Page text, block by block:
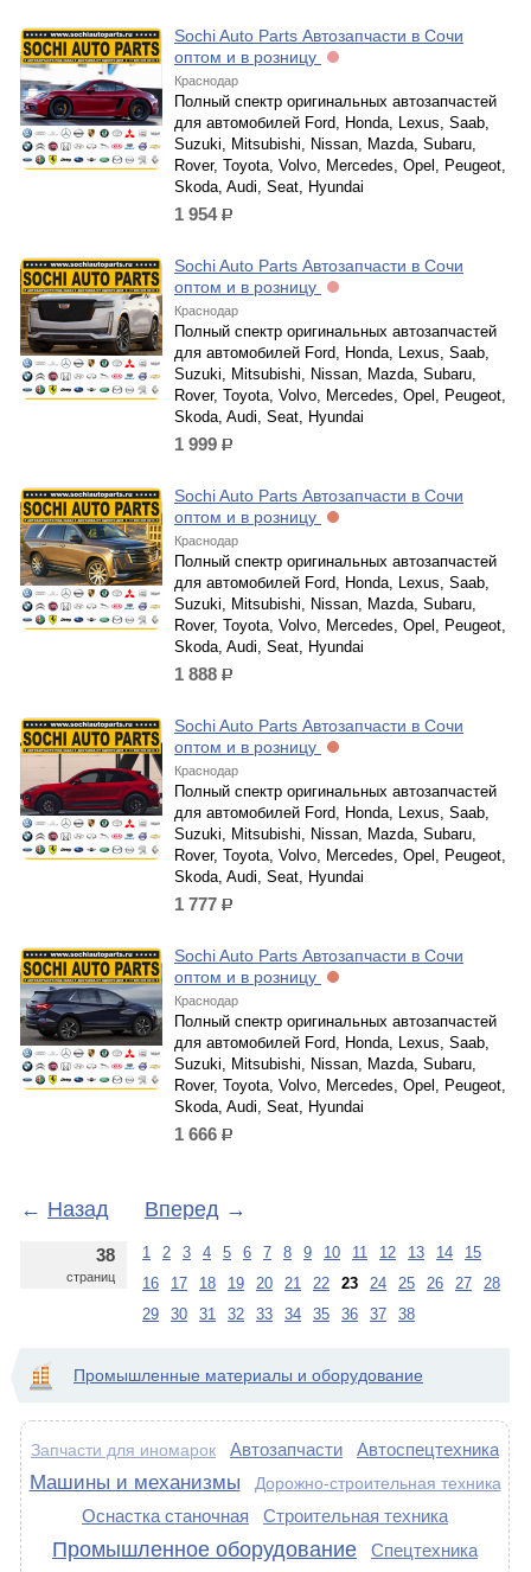
Sochi Auto Parts Автозапчасти в Сочи
оптом и в розницу
Краснодар
Полный спектр оригинальных автозапчастей
для автомобилей Ford, Honda, Lexus, Saab,
Suzuki, Mitsubishi, Nissan, Mazda, Subaru,
Rover, Toyota, Volvo, Mercedes, Opel, Peugeot,
Skoda, Audi, Seat, Hyundai
1 954р.
Sochi Auto Parts Автозапчасти в Сочи
оптом и в розницу
Краснодар
Полный спектр оригинальных автозапчастей
для автомобилей Ford, Honda, Lexus, Saab,
Suzuki, Mitsubishi, Nissan, Mazda, Subaru,
Rover, Toyota, Volvo, Mercedes, Opel, Peugeot,
Skoda, Audi, Seat, Hyundai
1 999 р.
Sochi Auto Parts Автозапчасти в Сочи
оптом и в розницу
Краснодар
Полный спектр оригинальных автозапчастей
для автомобилей Ford, Honda, Lexus, Saab,
Suzuki, Mitsubishi, Nissan, Mazda, Subaru,
Rover, Toyota, Volvo, Mercedes, Opel, Peugeot,
Skoda, Audi, Seat, Hyundai
1 888 р.
Sochi Auto Parts Автозапчасти в Сочи
оптом и в розницу
Краснодар
Полный спектр оригинальных автозапчастей
для автомобилей Ford, Honda, Lexus, Saab,
Suzuki, Mitsubishi, Nissan, Mazda, Subaru,
Rover, Toyota, Volvo, Mercedes, Opel, Peugeot,
Skoda, Audi, Seat, Hyundai
1 777 р.
Sochi Auto Parts Автозапчасти в Сочи
оптом и в розницу
Краснодар
Полный спектр оригинальных автозапчастей
для автомобилей Ford, Honda, Lexus, Saab,
Suzuki, Mitsubishi, Nissan, Mazda, Subaru,
Rover, Toyota, Volvo, Mercedes, Opel, Peugeot,
Skoda, Audi, Seat, Hyundai
1 666 р.
← Назад Вперед →
38
страниц
1 2 3 4 5 6 7 8 9 10 11 12 13 14
15
16
17 18 19 20 21 22 23 24 25 26 27
28
29
30 31 32 33 34 35 36 37 38
Промышленные материалы и оборудование
Запчасти для иномарок Автозапчасти Автоспецтехника
Машины и механизмы Дорожно-строительная техника
Оснастка станочная Строительная техника
Промышленное оборудование Спецтехника